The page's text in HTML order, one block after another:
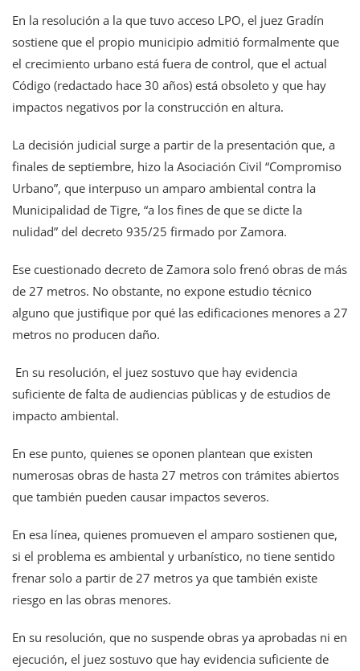
En la resolución a la que tuvo acceso LPO, el juez Gradín
sostiene que el propio municipio admitió formalmente que
el crecimiento urbano está fuera de control, que el actual
Código (redactado hace 30 años) está obsoleto y que hay
impactos negativos por la construcción en altura.
La decisión judicial surge a partir de la presentación que, a
finales de septiembre, hizo la Asociación Civil “Compromiso
Urbano”, que interpuso un amparo ambiental contra la
Municipalidad de Tigre, “a los fines de que se dicte la
nulidad” del decreto 935/25 firmado por Zamora.
Ese cuestionado decreto de Zamora solo frenó obras de más
de 27 metros. No obstante, no expone estudio técnico
alguno que justifique por qué las edificaciones menores a 27
metros no producen daño.
En su resolución, el juez sostuvo que hay evidencia
suficiente de falta de audiencias públicas y de estudios de
impacto ambiental.
En ese punto, quienes se oponen plantean que existen
numerosas obras de hasta 27 metros con trámites abiertos
que también pueden causar impactos severos.
En esa línea, quienes promueven el amparo sostienen que,
si el problema es ambiental y urbanístico, no tiene sentido
frenar solo a partir de 27 metros ya que también existe
riesgo en las obras menores.
En su resolución, que no suspende obras ya aprobadas ni en
ejecución, el juez sostuvo que hay evidencia suficiente de